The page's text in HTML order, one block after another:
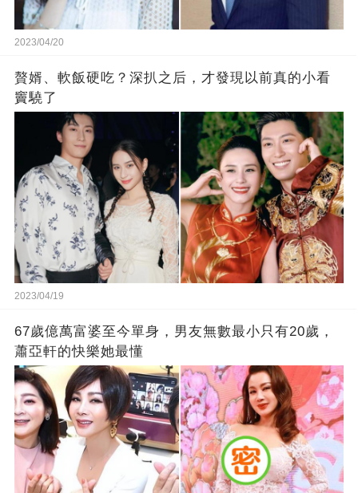
2023/04/20
贅婿、軟飯硬吃？深扒之后，才發現以前真的小看
竇驍了
2023/04/19
67歲億萬富婆至今單身，男友無數最小只有20歲，
蕭亞軒的快樂她最懂